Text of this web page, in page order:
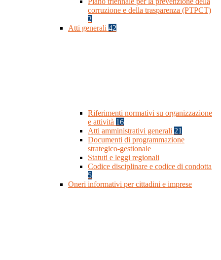
corruzione e della trasparenza (PTPCT)
2
Atti generali 42
Riferimenti normativi su organizzazione
e attività 16
Atti amministrativi generali 21
Documenti di programmazione
strategico-gestionale
Statuti e leggi regionali
Codice disciplinare e codice di condotta
5
Oneri informativi per cittadini e imprese